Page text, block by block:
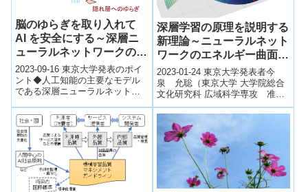
脳のゆらぎを取り入れて
AI を安全にする～深層ニ
ューラルネットワークの隠
れ層にゆらぎを導入し脆弱
性を軽減～
2023-09-16 東京大学発表のポイ
ント◆人工知能の主要なモデル
である深層ニューラルネットワ
なった間違いをするような脆弱
性がある...
深層学習の原理を説明する
新理論～ニューラルネット
ワークのエネルギー曲面上
の滞留現象～
2023-01-24 東京大学発表者今
泉 允聡（東京大学 大学院総合
文化研究科 広域科学専攻 准教
授）Johannes Schmidt-
Hieber（Unive...